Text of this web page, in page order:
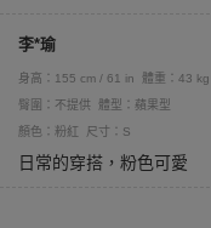
李*瑜
身高：155 cm / 61 in 體重：43
臀圍：不提供
體型：蘋果型
顏色：粉紅
尺寸：S
日常的穿搭，粉色可愛